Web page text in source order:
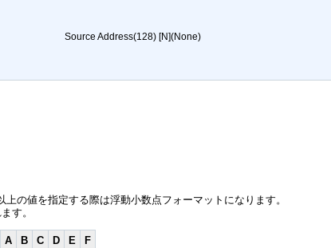
Source Address(128) [N](None)
の値を指定する際は浮動小数点フォーマットになります。
す。
A B C D E
F